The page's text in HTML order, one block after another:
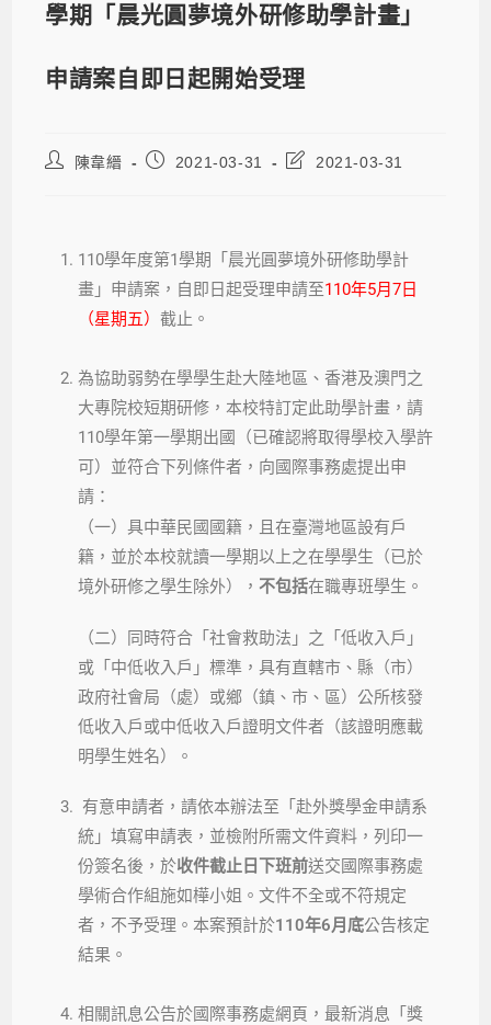
學期「晨光圓夢境外研修助學計畫」
申請案自即日起開始受理
陳韋縉 2021-03-31 2021-03-31
110學年度第1學期「晨光圓夢境外研修助學計
畫」申請案，自即日起受理申請至110年5月7日
（星期五）截止。
為協助弱勢在學學生赴大陸地區、香港及澳門之
大專院校短期研修，本校特訂定此助學計畫，請
110學年第一學期出國（已確認將取得學校入學許
可）並符合下列條件者，向國際事務處提出申
請：
（一）具中華民國國籍，且在臺灣地區設有戶
籍，並於本校就讀一學期以上之在學學生（已於
境外研修之學生除外）， 不包括在職專班學生。
（二）同時符合「社會救助法」之「低收入戶」
或「中低收入戶」標準，具有直轄市、縣（市）
政府社會局（處）或鄉（鎮、市、區）公所核發
低收入戶或中低收入戶證明文件者（該證明應載
明學生姓名）。
有意申請者，請依本辦法至「赴外獎學金申請系
統」填寫申請表，並檢附所需文件資料，列印一
份簽名後，於收件截止日下班前送交國際事務處
學術合作組施如樺小姐。文件不全或不符規定
者，不予受理。本案預計於110年6月底公告核定
結果。
相關訊息公告於國際事務處網頁，最新消息「獎